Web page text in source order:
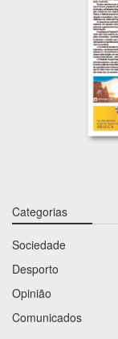
Categorias
Sociedade
Desporto
Opinião
Comunicados